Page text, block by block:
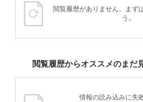
閲覧履歴がありません。まず
う。
閲覧履歴からオススメのまだ
情報の読み込みに失